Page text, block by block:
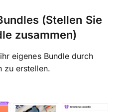
(Stellen Sie
zusammen)
eigenes Bundle durch
zu erstellen.